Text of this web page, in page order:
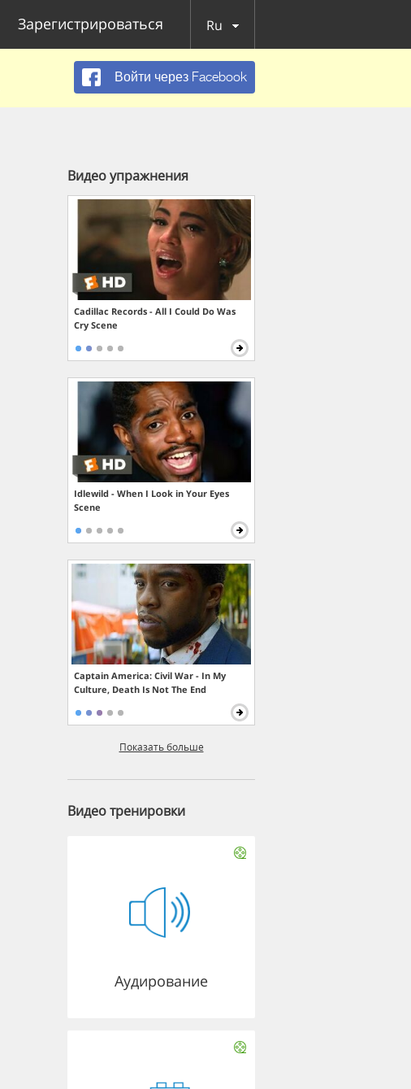
Зарегистрироваться Ru
Войти через Facebook
Видео упражнения
Cadillac Records - All I Could Do Was
Cry Scene
Idlewild - When I Look in Your Eyes
Scene
Captain America: Civil War - In My
Culture, Death Is Not The End
Показать больше
Видео тренировки
Аудирование